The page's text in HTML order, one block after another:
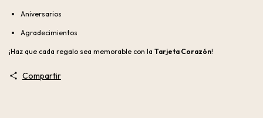
Aniversarios
Agradecimientos
¡Haz que cada regalo sea memorable con la Tarjeta Corazón!
Compartir